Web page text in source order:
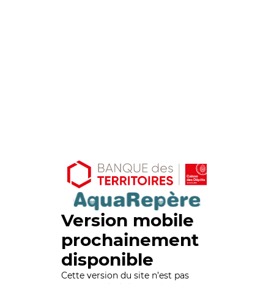
Version mobile
prochainement
disponible
Cette version du site n’est pas